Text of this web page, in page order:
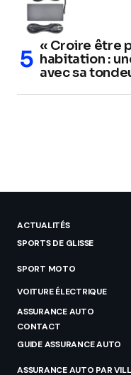
« Croire être
habitation :
avec sa
ACTUALITÉS
SPORTS DE GLISSE
SPORT MOTO
VOITURE ÉLECTRIQUE
ASSURANCE AUTO
CONTACT
GUIDE ASSURANCE AUTO
ASSURANCE AUTO PAR